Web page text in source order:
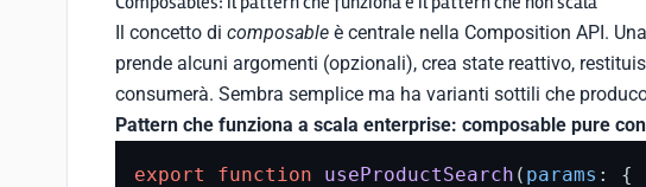
Il concetto di composable è centrale nella Composition API.
prende alcuni argomenti (opzionali), crea state reattivo,
consumerà. Sembra semplice ma ha varianti sottili che
Pattern che funziona a scala enterprise: composable pure
export function useProductSearch ( params : {